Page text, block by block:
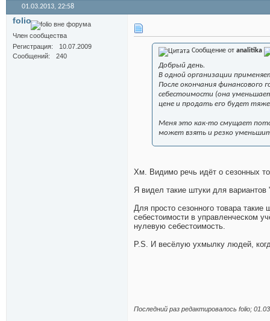
01.03.2013, 22:58
folio
Член сообщества
Регистрация
10.07.2009
Сообщений
240
Сообщение от analitika
Добрый день.
В одной организации
После окончания финансового
себестоимости (она
цене и продать его будет
Меня это как-то смущает
может взять и резко
Хм. Видимо речь идёт о сезонных
Я видел такие штуки для вариантов
Для просто сезонного товара
себестоимости в управленческом
нулевую себестоимость.
P.S. И весёлую ухмылку людей,
Последний раз редактировалось folio;